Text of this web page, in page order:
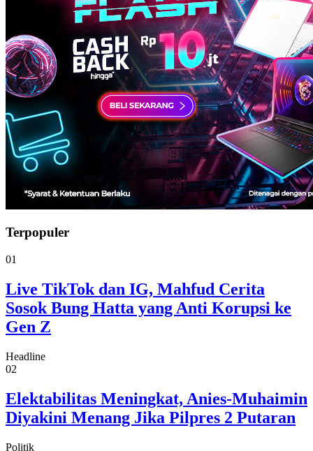
Terpopuler
01
Live TikTok dan IG, Mahfud Cerita
Sosok Bung Hatta yang Anti Korupsi ke
Gen Z
Headline
02
Elektabilitas Meningkat, Anies-Muhaimin
Diyakini Menang Jika Pilpres 2 Putaran
Politik